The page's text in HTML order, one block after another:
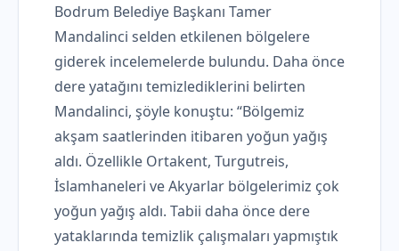
Bodrum Belediye Başkanı Tamer
Mandalinci selden etkilenen bölgelere
giderek incelemelerde bulundu. Daha önce
dere yatağını temizlediklerini belirten
Mandalinci, şöyle konuştu: “Bölgemiz
akşam saatlerinden itibaren yoğun yağış
aldı. Özellikle Ortakent, Turgutreis,
İslamhaneleri ve Akyarlar bölgelerimiz çok
yoğun yağış aldı. Tabii daha önce dere
yataklarında temizlik çalışmaları yapmıştık